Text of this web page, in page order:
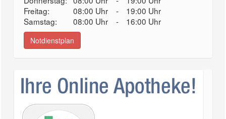
Freitag:
08:00 Uhr -
19:00 Uhr
Samstag:
08:00 Uhr - 16:00 Uhr
Notdienstplan